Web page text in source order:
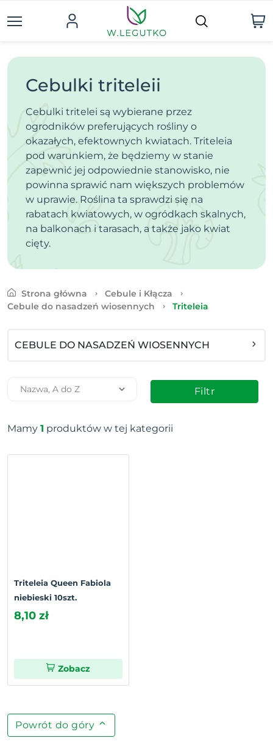
Cebulki triteleii
Cebulki tritelei są wybierane przez
ogrodników preferujących rośliny o
okazałych, efektownych kwiatach. Triteleia
pod warunkiem, że będziemy w stanie
zapewnić jej odpowiednie stanowisko, nie
powinna sprawić nam większych problemów
w uprawie. Roślina ta sprawdzi się na
rabatach kwiatowych, w ogródkach skalnych,
na balkonach i tarasach, a także jako kwiat
cięty.
Strona główna
Cebule i Kłącza
Cebule do nasadzeń wiosennych
Triteleia
CEBULE DO NASADZEŃ WIOSENNYCH
Filtr
Mamy 1 produktów w tej kategorii
Triteleia Queen Fabiola
niebieski 10szt.
8,10 zł
Zobacz
Powrót do góry